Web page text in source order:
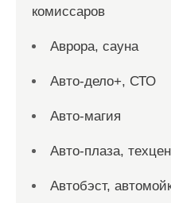
комиссаров
Аврора, сауна
Авто-дело+, СТО
Авто-магия
Авто-плаза,
Автобэст,